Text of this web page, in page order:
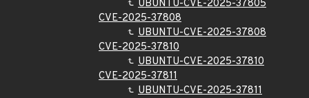
UBUNTU-CVE-2025-37805
CVE-2025-37808
UBUNTU-CVE-2025-37808
CVE-2025-37810
UBUNTU-CVE-2025-37810
CVE-2025-37811
UBUNTU-CVE-2025-37811